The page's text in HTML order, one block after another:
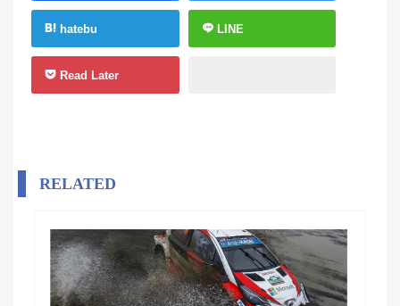
hatebu LINE
Read Later
RELATED